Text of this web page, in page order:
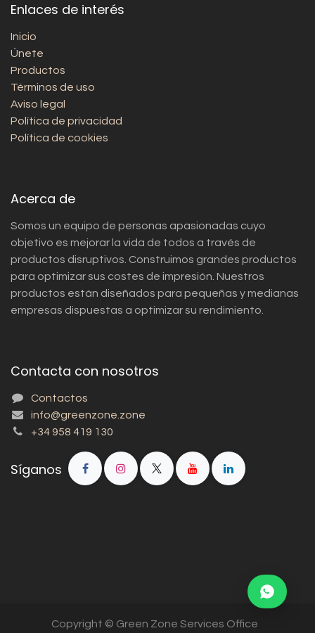
Enlaces de interés
Inicio
Únete
Productos
Términos de uso
Aviso legal
Política de privacidad
Política de cookies
Acerca de
Somos un equipo de personas apasionadas cuyo
objetivo es mejorar la vida de todos a través de
productos disruptivos. Construimos grandes productos
para optimizar sus costes de impresión. Nuestros
productos están diseñados para pequeñas y medianas
empresas dispuestas a optimizar su rendimiento.
Contacta con nosotros
Contactos
info@greenzone.zone
+34 958 419 130
Síganos
Copyright © Green Zone Services Office